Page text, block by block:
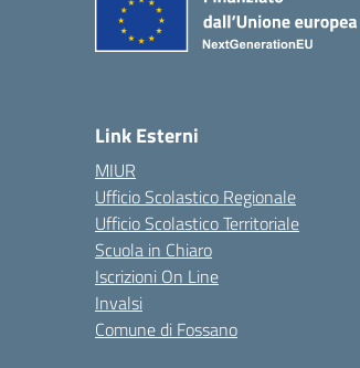
Link Esterni
MIUR
Ufficio Scolastico Regionale
Ufficio Scolastico Territoriale
Scuola in Chiaro
Iscrizioni On Line
Invalsi
Comune di Fossano